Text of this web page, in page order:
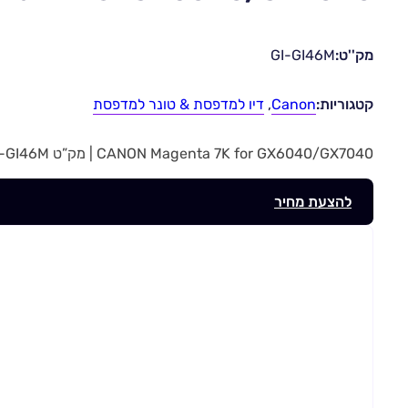
מק''ט:GI-GI46M
קטגוריות:Canon
, דיו למדפסת & טונר למדפסת
CANON Magenta 7K for GX6040/GX7040 | מק”ט GI-GI46M
להצעת מחיר